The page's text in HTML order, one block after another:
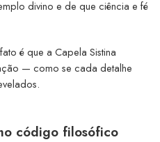
divino e de que ciência e fé
é que a Capela Sistina
— como se cada detalhe
código filosófico